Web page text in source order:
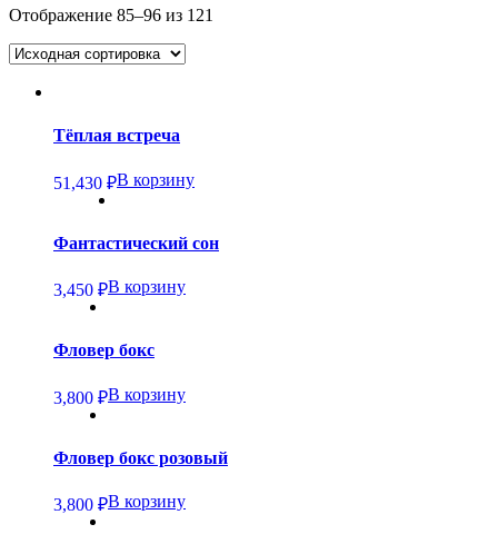
Отображение 85–96 из 121
Тёплая встреча
51,430 ₽В корзину
Фантастический сон
3,450 ₽В корзину
Фловер бокс
3,800 ₽В корзину
Фловер бокс розовый
3,800 ₽В корзину